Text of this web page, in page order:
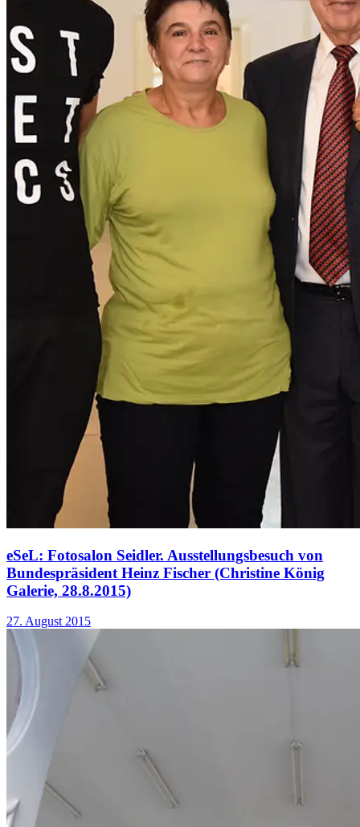
eSeL: Fotosalon Seidler. Ausstellungsbesuch von
Bundespräsident Heinz Fischer (Christine König
Galerie, 28.8.2015)
27. August 2015